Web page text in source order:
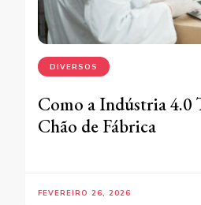
DIVERSOS
Como a Indústria 4.0
Chão de Fábrica
FEVEREIRO 26, 2026